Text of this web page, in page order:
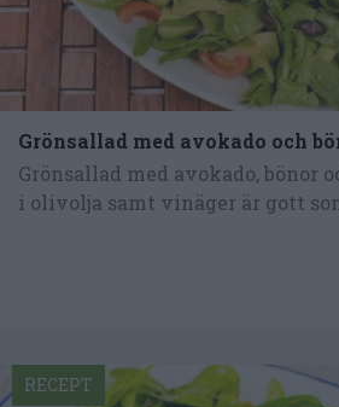
Grönsallad med avokado och
Grönsallad med avokado, bönor
i olivolja samt vinäger är gott
RECEPT